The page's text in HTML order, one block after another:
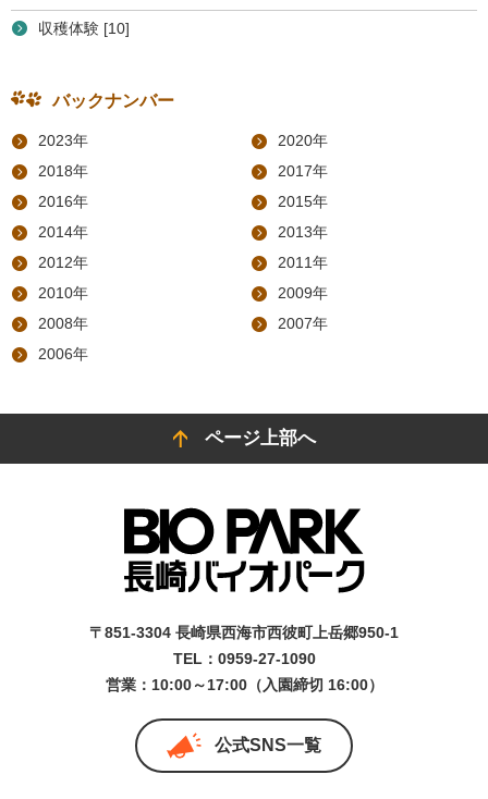
収穫体験 [10]
バックナンバー
2023年
2020年
2018年
2017年
2016年
2015年
2014年
2013年
2012年
2011年
2010年
2009年
2008年
2007年
2006年
ページ上部へ
〒851-3304 長崎県西海市西彼町上岳郷950-1
TEL：0959-27-1090
営業：10:00～17:00（入園締切 16:00）
公式SNS一覧